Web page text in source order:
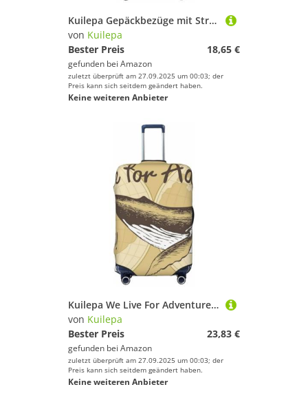
Kuilepa Gepäckbezüge mit Streifendruck, elastisch, waschbar und dehnbar, kratzfest, passend für 45,7 - 81,3 cm Gepäck, kein Gepäck im Lieferumfang enthalten, Schwarz , S
von Kuilepa
Bester Preis
18,65 €
gefunden bei Amazon
zuletzt überprüft am 27.09.2025 um 00:03; der
Preis kann sich seitdem geändert haben.
Keine weiteren Anbieter
Kuilepa We Live For Adventure, bedruckte Gepäckabdeckungen für Koffer, elastisch, waschbar und dehnbar, kratzfest, passend für 45,7 - 81,3 cm große Gepäck, kein Gepäck im Lieferumfang enthalten
von Kuilepa
Bester Preis
23,83 €
gefunden bei Amazon
zuletzt überprüft am 27.09.2025 um 00:03; der
Preis kann sich seitdem geändert haben.
Keine weiteren Anbieter